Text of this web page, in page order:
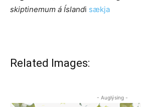
skiptinemum á Íslandi sækja
Related Images:
- Auglýsing -